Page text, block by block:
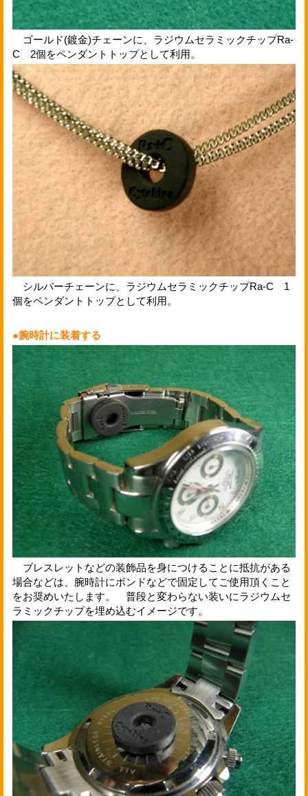
ゴールド(鍍金)チェーンに、ラジウムセラミックチップRa-
C 2個をペンダントトップとして利用。
シルバーチェーンに、ラジウムセラミックチップRa-C 1
個をペンダントトップとして利用。
●腕時計に装着する
ブレスレットなどの装飾品を身につけることに抵抗がある
場合などは、腕時計にボンドなどで固定してご使用頂くこと
をお奨めいたします。 普段と変わらない装いにラジウムセ
ラミックチップを埋め込むイメージです。